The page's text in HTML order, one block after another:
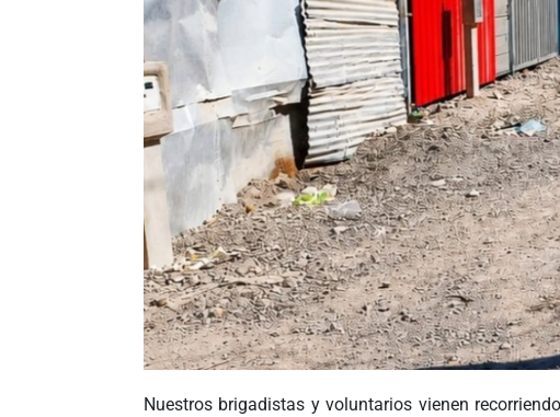
Nuestros brigadistas y voluntarios vienen